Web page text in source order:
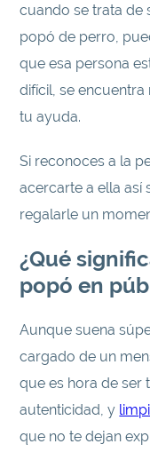
cuando se trata de
popó de perro,
que esa persona
difícil, se
tu ayuda.
Si reconoces a la
acercarte a ella así
regalarle un
¿Qué
popó en
Aunque suena
cargado de un
que es hora de ser
autenticidad, y
que no te dejan